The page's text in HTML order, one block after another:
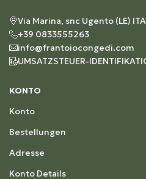
Via Marina, snc Ugento (LE)
+39 0833555263
info@frantoiocongedi.com
UMSATZSTEUER-
KONTO
Konto
Bestellungen
Adresse
Konto Details